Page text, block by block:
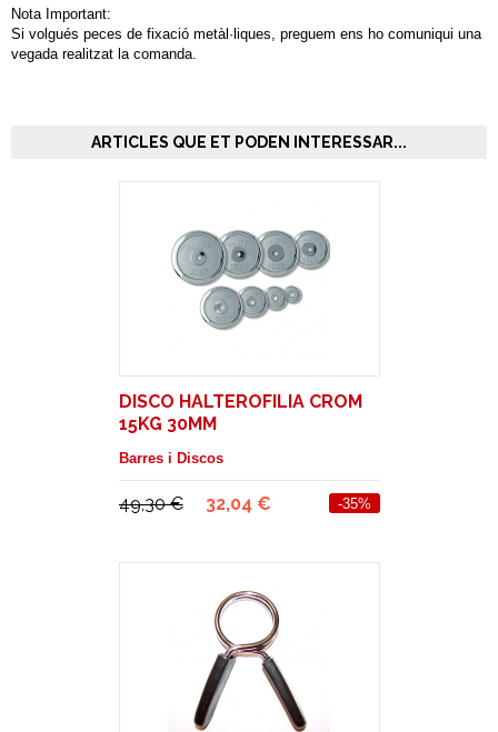
Nota Important:
Si volgués peces de fixació metàl·liques, preguem ens ho comuniqui una
vegada realitzat la comanda.
ARTICLES QUE ET PODEN INTERESSAR...
DISCO HALTEROFILIA CROM
15KG 30MM
Barres i Discos
49,30 € 32,04 € -35%